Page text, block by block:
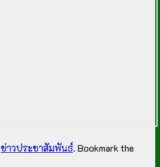
ข่าวประชาสัมพันธ์. Bookmark the